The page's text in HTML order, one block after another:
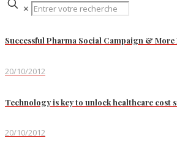
✕
Successful Pharma Social Campaign &
20/10/2012
Technology is key to unlock healthcare cost
20/10/2012